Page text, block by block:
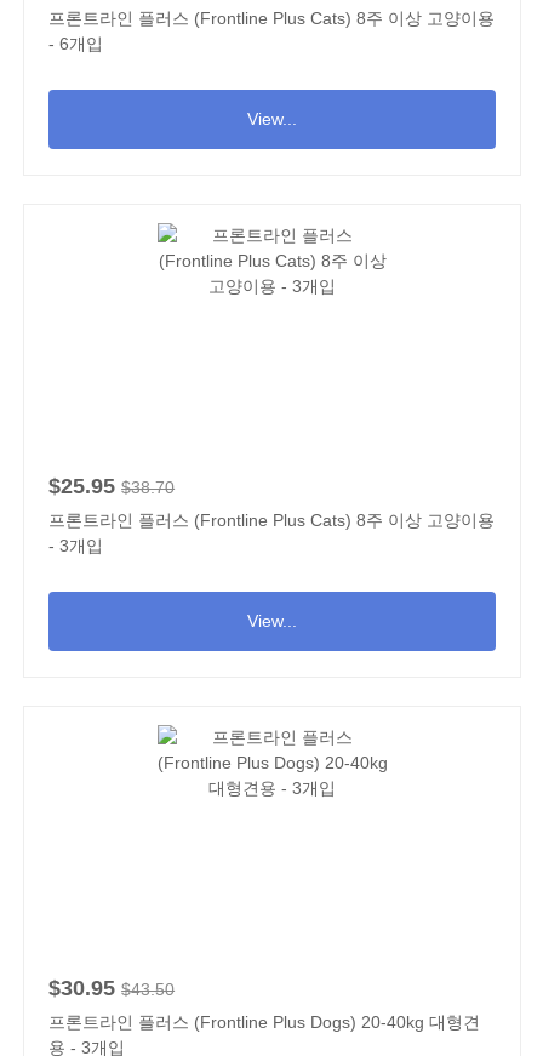
프론트라인 플러스 (Frontline Plus Cats) 8주 이상 고양이용
- 6개입
View...
$25.95 $38.70
프론트라인 플러스 (Frontline Plus Cats) 8주 이상 고양이용
- 3개입
View...
$30.95 $43.50
프론트라인 플러스 (Frontline Plus Dogs) 20-40kg 대형견
용 - 3개입